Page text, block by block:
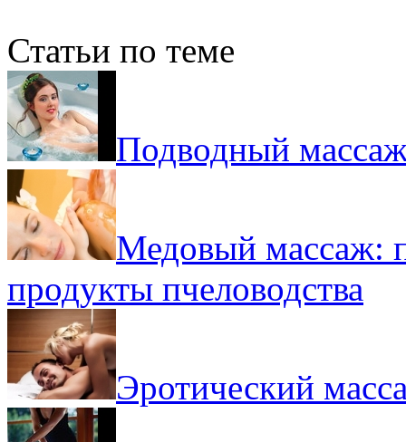
Статьи по теме
Подводный
Медовый массаж:
продукты пчеловодства
Эротический